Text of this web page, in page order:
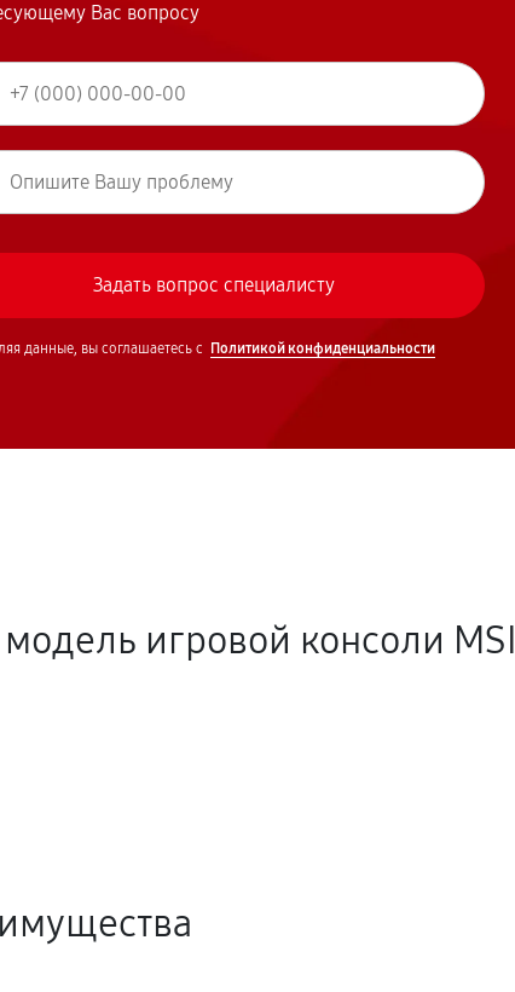
Вас вопросу
данные, вы соглашаетесь с Политикой конфиденциальности
игровой консоли MSI